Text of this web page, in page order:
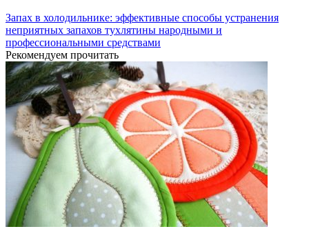
Запах в холодильнике: эффективные способы устранения
неприятных запахов тухлятины народными и
профессиональными средствами
Рекомендуем прочитать